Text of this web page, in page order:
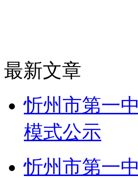
最新文章
忻州市第一
模式公示
忻州市第一